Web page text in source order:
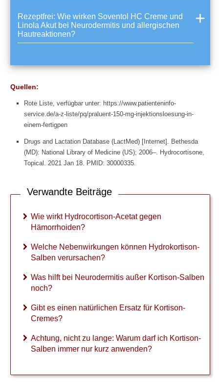
Rezeptfrei: Wie wirken Soventol HC Creme und
Linola Akut bei Neurodermitis und allergischen
Hautreaktionen?
Quellen:
Rote Liste, verfügbar unter: https://www.patienteninfo-
service.de/a-z-liste/pq/praluent-150-mg-injektionsloesung-in-
einem-fertigpen
Drugs and Lactation Database (LactMed) [Internet]. Bethesda
(MD): National Library of Medicine (US); 2006–. Hydrocortisone,
Topical. 2021 Jan 18. PMID: 30000335.
Verwandte Beiträge
Wie wirkt Hydrocortison-Acetat gegen
Hämorrhoiden?
Welche Nebenwirkungen können Hydrokortison-
Salben verursachen?
Was hilft bei Neurodermitis außer Kortison-Salben
noch?
Gibt es einen natürlichen Ersatz für Kortison-
Cremes?
Achtung, nicht zu lange: Warum darf ich Kortison-
Salben immer nur kurz anwenden?
g
e
g
e
H
m
r
r
h
i
d
e
l
c
e
N
b
e
w
i
k
u
e